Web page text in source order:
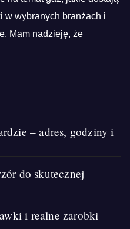
w wybranych branżach i
Mam nadzieję, że
– adres, godziny i
do skutecznej
i realne zarobki